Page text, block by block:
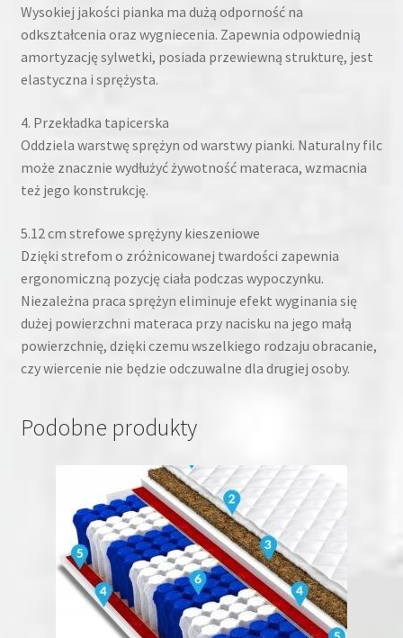
Wysokiej jakości pianka ma dużą odporność na
odkształcenia oraz wygniecenia. Zapewnia odpowiednią
amortyzację sylwetki, posiada przewiewną strukturę, jest
elastyczna i sprężysta.
4. Przekładka tapicerska
Oddziela warstwę sprężyn od warstwy pianki. Naturalny filc
może znacznie wydłużyć żywotność materaca, wzmacnia
też jego konstrukcję.
5.12 cm strefowe sprężyny kieszeniowe
Dzięki strefom o zróżnicowanej twardości zapewnia
ergonomiczną pozycję ciała podczas wypoczynku.
Niezależna praca sprężyn eliminuje efekt wyginania się
dużej powierzchni materaca przy nacisku na jego małą
powierzchnię, dzięki czemu wszelkiego rodzaju obracanie,
czy wiercenie nie będzie odczuwalne dla drugiej osoby.
Podobne produkty